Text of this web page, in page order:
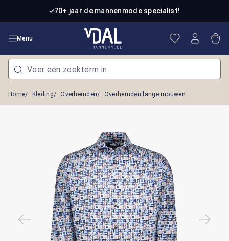
Ga naar de hoofdinhoud70+ jaar de mannenmode specialist!
Menu Je hebt 0
Home Kleding Overhemden Overhemden lange mouwen